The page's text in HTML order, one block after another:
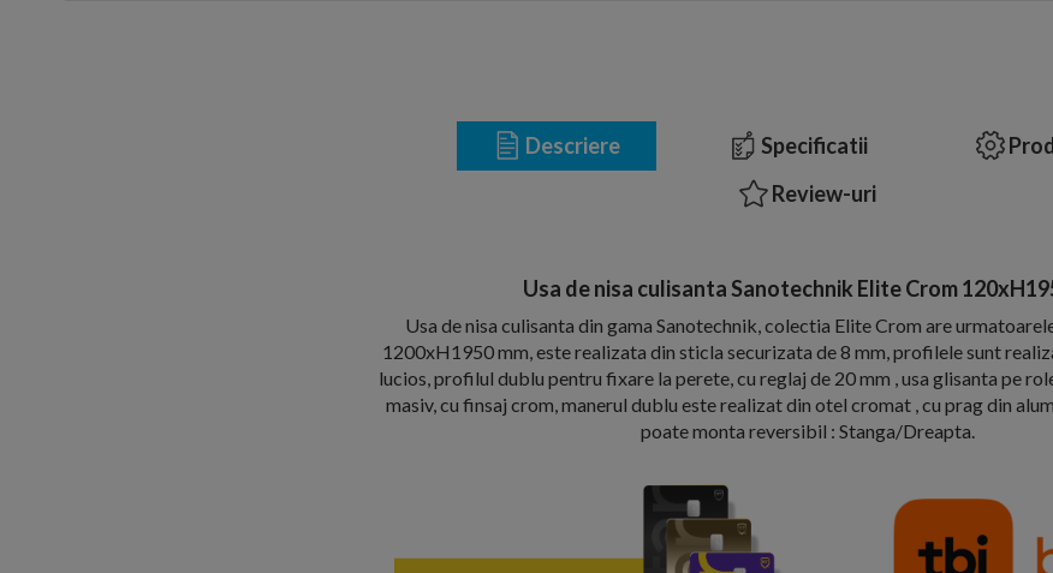
Descriere Specificatii
Review-uri
Usa de nisa culisanta Sanotechnik Elite Crom
Usa de nisa culisanta din gama Sanotechnik, colectia Elite Crom are
1200xH1950 mm, este realizata din sticla securizata de 8 mm, profilele sunt
lucios, profilul dublu pentru fixare la perete, cu reglaj de 20 mm , usa glisanta pe
masiv, cu finsaj crom, manerul dublu este realizat din otel cromat , cu prag din
poate monta reversibil : Stanga/Dreapta.